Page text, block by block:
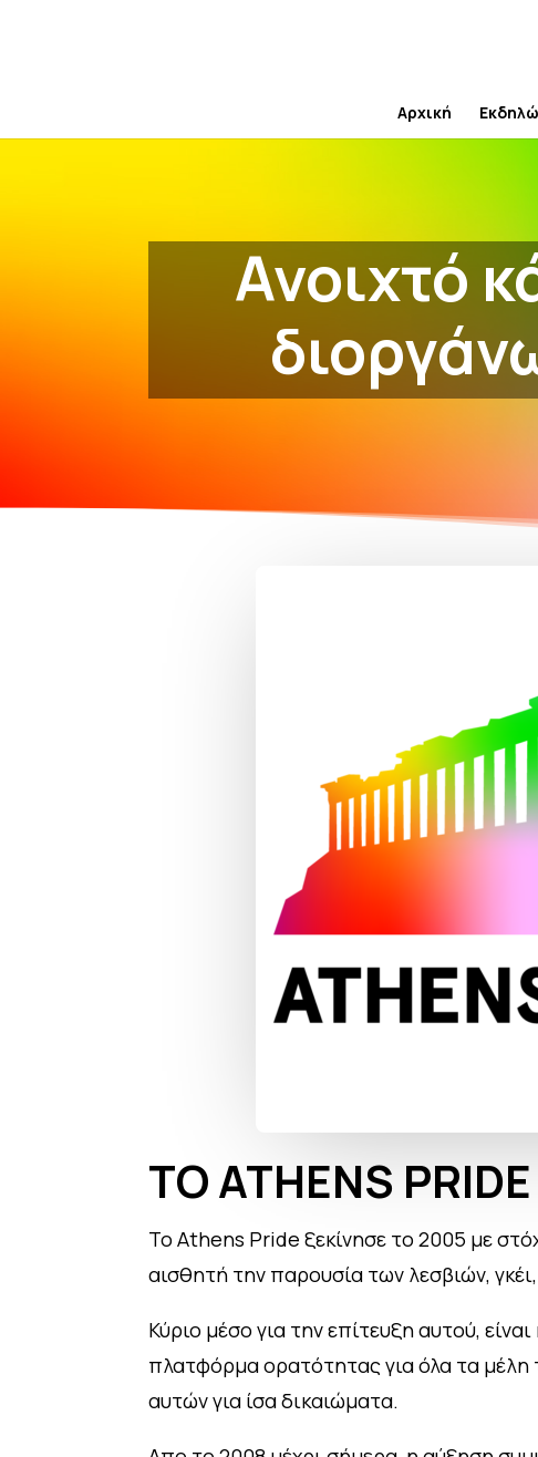
Αρχική
Ανοιχτό
ΤΟ ATHENS PRIDE
Το Athens Pride ξεκίνησε το 2005 με
αισθητή την παρουσία των λεσβιών,
Κύριο μέσο για την επίτευξη αυτού,
πλατφόρμα ορατότητας για όλα τα μέλη
αυτών για ίσα δικαιώματα.